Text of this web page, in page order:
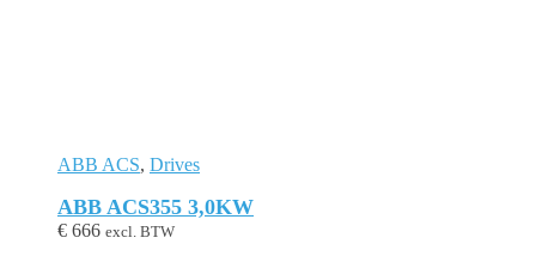
ABB ACS, Drives
ABB ACS355 3,0KW
€ 666 excl. BTW